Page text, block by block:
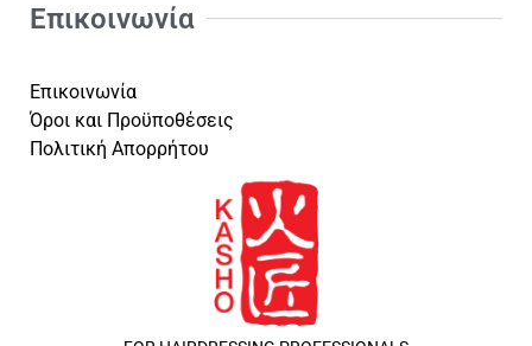
Επικοινωνία
Επικοινωνία
Όροι και Προϋποθέσεις
Πολιτική Απορρήτου